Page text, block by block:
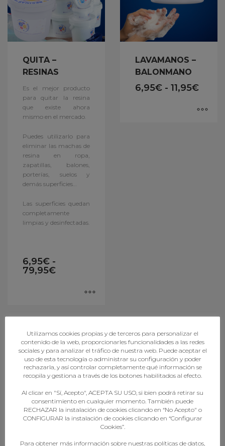
QUITA –
RESINAS
Es el mejor producto
para quitar la resina
que existe ahora
mismo en el mercado.
Puedes utilizarlo para
eliminar las machas de
resina en ropa,
zapatillas, balones,
porterías, suelos y
demás superficies…
Las superficies quedan
completamente
limpias y desinfectadas.
6,95€ -
79,95€
LAVAMANOS –
BALONMANO
6,95€ - 11,95€
FORMACIÓN
Canle de formación
+ Formación
Plataforma de Formación
Desafíos de Coñecemento
Reto de arbitraxe
Utilizamos cookies propias y de terceros para personalizar el
contenido de la web, proporcionarles funcionalidades a las redes
sociales y para analizar el tráfico de nuestra web. Puede aceptar el
uso de esta tecnología o administrar su configuración y poder
rechazarla, y así controlar completamente qué información se
recopila y gestiona a través de los botones habilitados al efecto.
Al clicar en "Sí, Acepto", ACEPTA SU USO, si bien podrá retirar su
consentimiento en cualquier momento. También puede
RECHAZAR la instalación de cookies clicando en “No Acepto" o
CONFIGURAR la instalación de cookies clicando en “Configurar
Cookies”.
Para obtener más información sobre nuestras políticas de datos,